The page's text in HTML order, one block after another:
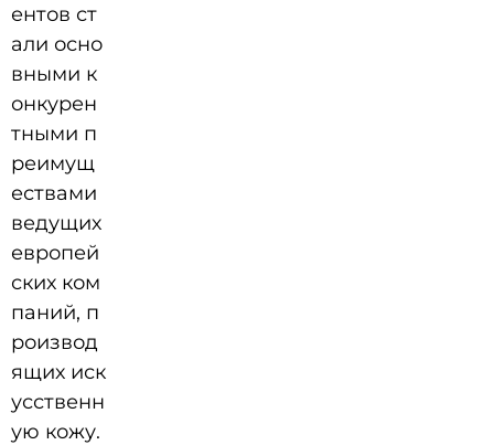
ентов ст
али осно
вными к
онкурен
тными п
реимущ
ествами
ведущих
европей
ских ком
паний, п
роизвод
ящих иск
усственн
ую кожу.